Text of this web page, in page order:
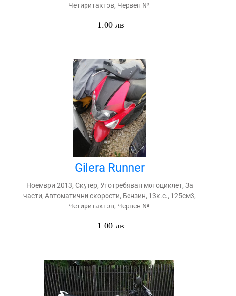
Четиритактов, Червен №:
1.00 лв
Gilera Runner
Ноември 2013, Скутер, Употребяван мотоциклет, За
части, Автоматични скорости, Бензин, 13к.с., 125см3,
Четиритактов, Червен №:
1.00 лв